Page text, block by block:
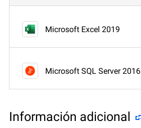
Microsoft Excel 2019
Microsoft SQL Server 2016
Información adicional